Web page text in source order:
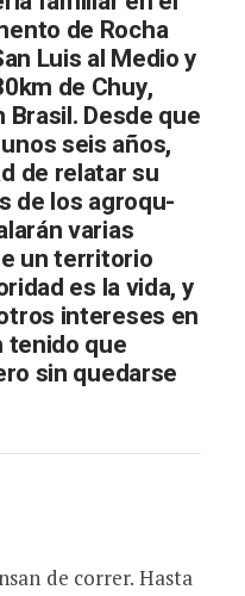
de Rocha
Luis al Medio y
de Chuy,
Desde que
seis años,
de relatar su
de los agroqu­
varias
un territorio
es la vida, y
intereses en
tenido que
sin quedarse
de correr. Hasta